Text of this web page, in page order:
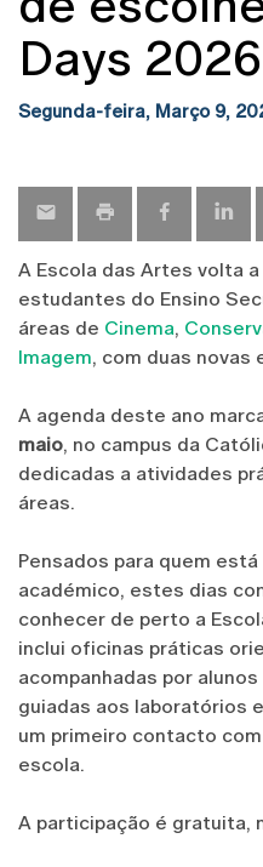
Days 2026
Segunda-feira, Março 9,
A Escola das Artes volta
estudantes do Ensino
áreas de Cinema,
Imagem, com duas novas
A agenda deste ano
maio, no campus da
dedicadas a atividades
áreas.
Pensados para quem
académico, estes dias
conhecer de perto a
inclui oficinas práticas
acompanhadas por
guiadas aos laboratórios
um primeiro contacto
escola.
A participação é gratuita,